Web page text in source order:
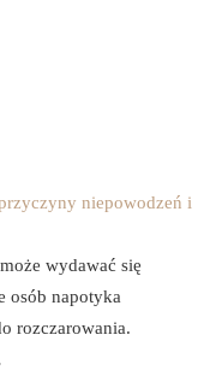
niepowodzeń i
wydawać się
osób napotyka
rozczarowania.